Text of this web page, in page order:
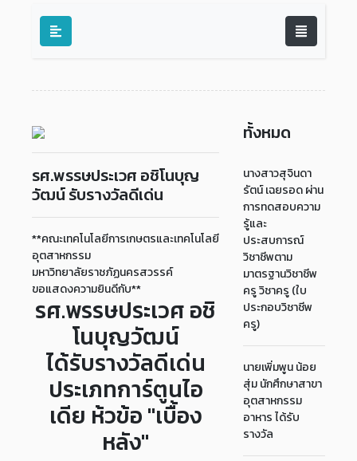
รศ.พรรษประเวศ อชิโนบุญ
วัฒน์ รับรางวัลดีเด่น
**คณะเทคโนโลยีการเกษตรและเทคโนโลยี
อุตสาหกรรม
มหาวิทยาลัยราชภัฏนครสวรรค์
ขอแสดงความยินดีกับ**
รศ.พรรษประเวศ อชิ
โนบุญวัฒน์
ได้รับรางวัลดีเด่น
ประเภทการ์ตูนไอ
เดีย ห้วข้อ "เบื้อง
หลัง"
ทั้งหมด
นางสาวสุจินดา
รัตน์ เฉยรอด ผ่าน
การทดสอบความ
รู้และ
ประสบการณ์
วิชาชีพตาม
มาตรฐานวิชาชีพ
ครู วิชาครู (ใบ
ประกอบวิชาชีพ
ครู)
นายเพิ่มพูน น้อย
สุ่ม นักศึกษาสาขา
อุตสาหกรรม
อาหาร ได้รับ
รางวัล